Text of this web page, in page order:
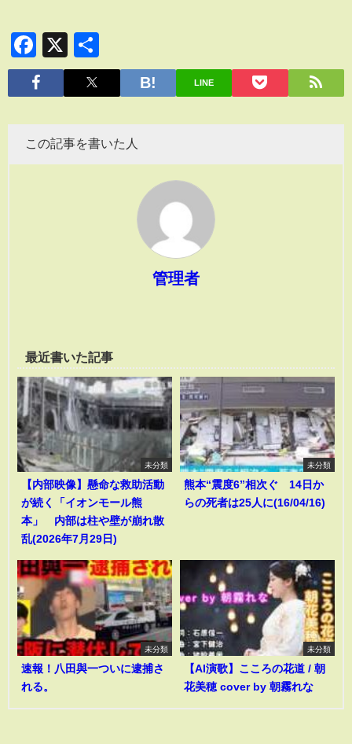
Facebook
X
有
LINE
この記事を書いた人
管理者
最近書いた記事
未分類
【内部映像】懸命な救助活動
が続く「イオンモール熊
本」 内部は柱や壁が崩れ散
乱(2026年7月29日)
未分類
熊本“震度6”相次ぐ 14日か
らの死者は25人に(16/04/16)
未分類
速報！八田與一ついに逮捕さ
れる。
未分類
【AI演歌】こころの花道 / 朝
花美穂 cover by 朝霧れな